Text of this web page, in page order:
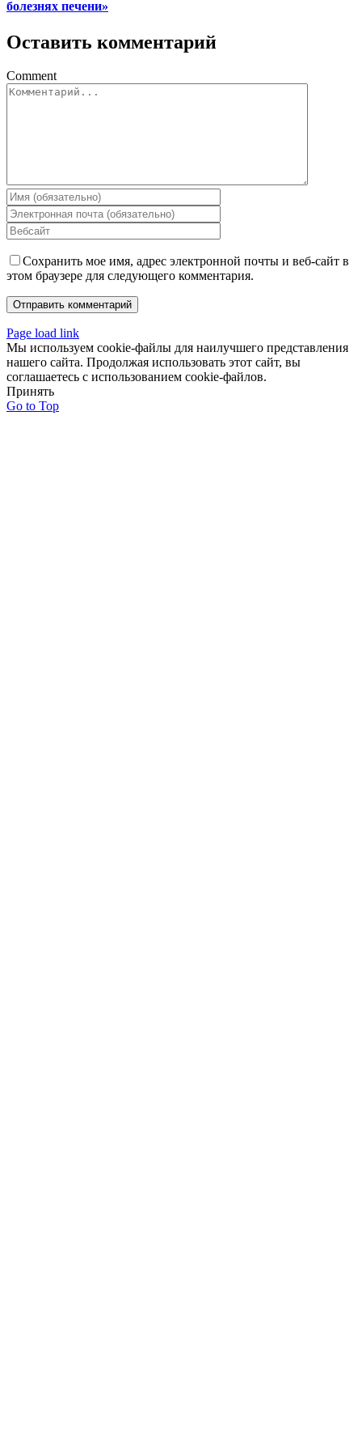
болезнях печени»
Оставить комментарий
Comment
Сохранить мое имя, адрес электронной почты и веб-сайт в
этом браузере для следующего комментария.
Page load link
Мы используем cookie-файлы для наилучшего представления
нашего сайта. Продолжая использовать этот сайт, вы
соглашаетесь с использованием cookie-файлов.
Принять
Go to Top